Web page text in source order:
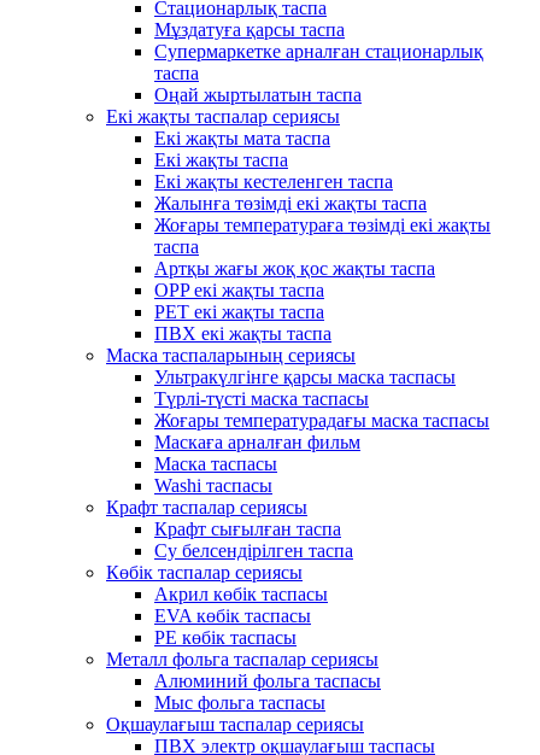
Стационарлық таспа
Мұздатуға қарсы таспа
Супермаркетке арналған стационарлық
таспа
Оңай жыртылатын таспа
Екі жақты таспалар сериясы
Екі жақты мата таспа
Екі жақты таспа
Екі жақты кестеленген таспа
Жалынға төзімді екі жақты таспа
Жоғары температураға төзімді екі жақты
таспа
Артқы жағы жоқ қос жақты таспа
OPP екі жақты таспа
PET екі жақты таспа
ПВХ екі жақты таспа
Маска таспаларының сериясы
Ультракүлгінге қарсы маска таспасы
Түрлі-түсті маска таспасы
Жоғары температурадағы маска таспасы
Маскаға арналған фильм
Маска таспасы
Washi таспасы
Крафт таспалар сериясы
Крафт сығылған таспа
Су белсендірілген таспа
Көбік таспалар сериясы
Акрил көбік таспасы
EVA көбік таспасы
PE көбік таспасы
Металл фольга таспалар сериясы
Алюминий фольга таспасы
Мыс фольга таспасы
Оқшаулағыш таспалар сериясы
ПВХ электр оқшаулағыш таспасы